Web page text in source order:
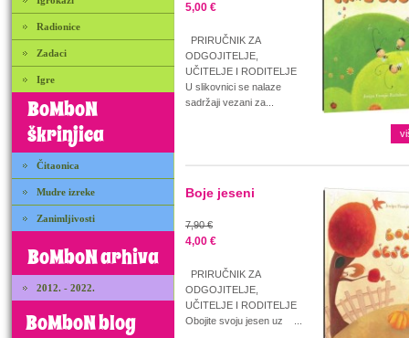
Radionice
Zadaci
Igre
BoMboN
škrinjica
Čitaonica
Mudre izreke
Zanimljivosti
BoMboN arhiva
2012. - 2022.
BoMboN blog
5,00 €
PRIRUČNIK ZA
ODGOJITELJE,
UČITELJE I RODITELJE
U slikovnici se nalaze
sadržaji vezani za...
Boje jeseni
7,90 €
4,00 €
PRIRUČNIK ZA
ODGOJITELJE,
UČITELJE I RODITELJE
Obojite svoju jesen uz ...